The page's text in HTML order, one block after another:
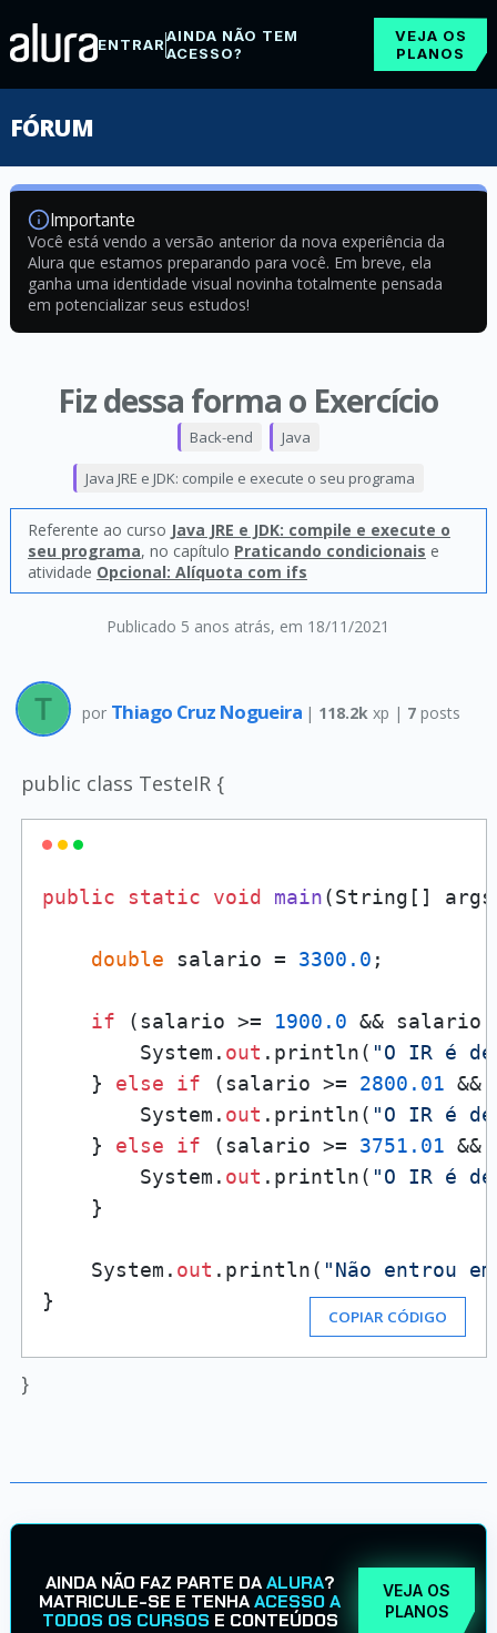
ENTRARAINDA NÃO TEM
ACESSO?
VEJA OS
PLANOS
FÓRUM
Importante
Você está vendo a versão anterior da nova experiência da
Alura que estamos preparando para você. Em breve, ela
ganha uma identidade visual novinha totalmente pensada
em potencializar seus estudos!
Fiz dessa forma o Exercício
Publicado 5 anos atrás, em 18/11/2021
Back-end Java
Java JRE e JDK: compile e execute o seu programa
Referente ao curso Java JRE e JDK: compile e execute o
seu programa, no capítulo Praticando condicionais e
atividade Opcional: Alíquota com ifs
por Thiago Cruz Nogueira | 118.2k xp | 7 posts
public class TesteIR {
public static void main(String[] args
double salario = 3300.0 ;
if (salario >= 1900.0 && salario
        System.
out .println( "O IR é
    }
else if (salario >= 2800.01
        System.
out .println( "O IR é
    }
else if (salario >= 3751.01
        System.
out .println( "O IR é
    }
    System.
out .println( "Não entrou
}
COPIAR CÓDIGO
}
AINDA NÃO FAZ PARTE DAALURA?
MATRICULE-SE E TENHAACESSO A
TODOS OS CURSOS E CONTEÚDOS
VEJA OS
PLANOS